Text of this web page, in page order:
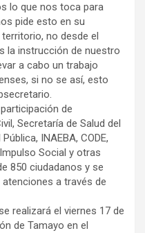
lo que nos toca para
pide esto en su
no desde el
la instrucción de nuestro
a cabo un trabajo
si no se así, esto
de
Secretaría de Salud del
INAEBA, CODE,
Social y otras
850 ciudadanos y se
a través de
realizará el viernes 17 de
de Tamayo en el